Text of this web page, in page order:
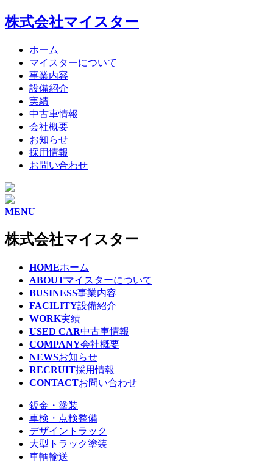
株式会社マイスター
ホーム
マイスターについて
事業内容
設備紹介
実績
中古車情報
会社概要
お知らせ
採用情報
お問い合わせ
MENU
株式会社マイスター
HOMEホーム
ABOUTマイスターについて
BUSINESS事業内容
FACILITY設備紹介
WORK実績
USED CAR中古車情報
COMPANY会社概要
NEWSお知らせ
RECRUIT採用情報
CONTACTお問い合わせ
鈑金・塗装
車検・点検整備
デザイントラック
大型トラック塗装
車輌輸送